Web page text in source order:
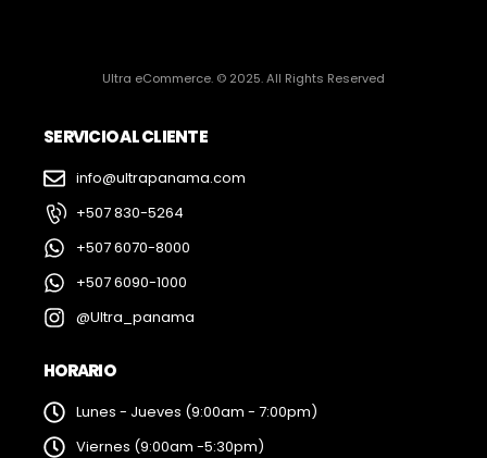
Ultra eCommerce. © 2025. All Rights Reserved
SERVICIO AL CLIENTE
info@ultrapanama.com
+507 830-5264
+507 6070-8000
+507 6090-1000
@Ultra_panama
HORARIO
Lunes - Jueves (9:00am - 7:00pm)
Viernes (9:00am -5:30pm)